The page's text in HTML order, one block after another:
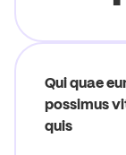
Qui quae
possimus
quis